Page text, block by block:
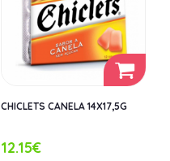
CHICLETS CANELA 14X17,5G
12.15€